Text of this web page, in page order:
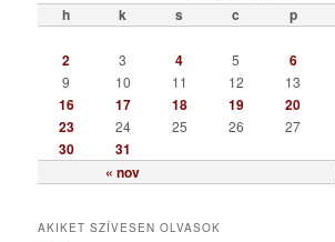
r
h k s c p
« nov
2
3 4 5 6
9 10 11 12 13
16
17 18 19 20
23
24 25 26 27
30
31
AKIKET SZÍVESEN OLVASOK